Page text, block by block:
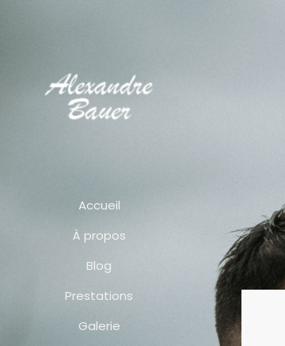
Accueil
À propos
Blog
Prestations
Galerie